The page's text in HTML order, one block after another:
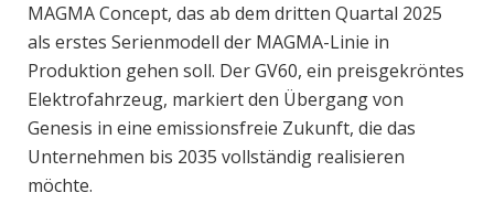
MAGMA Concept, das ab dem dritten Quartal 2025
als erstes Serienmodell der MAGMA-Linie in
Produktion gehen soll. Der GV60, ein preisgekröntes
Elektrofahrzeug, markiert den Übergang von
Genesis in eine emissionsfreie Zukunft, die das
Unternehmen bis 2035 vollständig realisieren
möchte.